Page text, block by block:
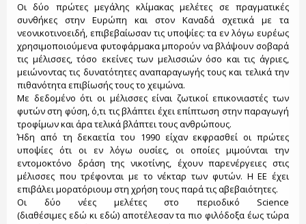
Οι δύο πρώτες μεγάλης κλίμακας μελέτες σε πραγματικές
συνθήκες στην Ευρώπη και στον Καναδά σχετικά με τα
νεονικοτινοειδή, επιβεβαίωσαν τις υποψίες: τα εν λόγω ευρέως
χρησιμοποιούμενα φυτοφάρμακα μπορούν να βλάψουν σοβαρά
τις μέλισσες, τόσο εκείνες των μελισσιών όσο και τις άγριες,
μειώνοντας τις δυνατότητες αναπαραγωγής τους και τελικά την
πιθανότητα επιβίωσής τους το χειμώνα.
Με δεδομένο ότι οι μέλισσες είναι ζωτικοί επικονιαστές των
φυτών στη φύση, ό,τι τις βλάπτει έχει επίπτωση στην παραγωγή
τροφίμων και άρα τελικά βλάπτει τους ανθρώπους.
Ήδη από τη δεκαετία του 1990 είχαν εκφρασθεί οι πρώτες
υποψίες ότι οι εν λόγω ουσίες, οι οποίες μιμούνται την
εντομοκτόνο δράση της νικοτίνης, έχουν παρενέργειες στις
μέλισσες που τρέφονται με το νέκταρ των φυτών. Η ΕΕ έχει
επιβάλει μορατόριουμ στη χρήση τους παρά τις αβεβαιότητες.
Οι δύο νέες μελέτες στο περιοδικό Science
(διαθέσιμες εδώ κι εδώ) αποτέλεσαν τα πιο φιλόδοξα έως τώρα